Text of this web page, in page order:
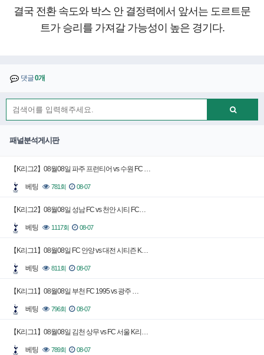
결국 전환 속도와 박스 안 결정력에서 앞서는 도르트문
트가 승리를 가져갈 가능성이 높은 경기다.
댓글0개
패널분석게시판
【K리그2】08월08일 파주 프런티어 vs 수원 FC …
베팅 781회 08-07
【K리그2】08월08일 성남 FC vs 천안 시티 FC…
베팅 1117회 08-07
【K리그1】08월08일 FC 안양 vs 대전 시티즌 K…
베팅 811회 08-07
【K리그1】08월08일 부천 FC 1995 vs 광주 …
베팅 796회 08-07
【K리그1】08월08일 김천 상무 vs FC 서울 K리…
베팅 789회 08-07